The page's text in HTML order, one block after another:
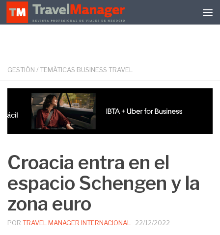
Debajo del contenido
GESTIÓN / TEMÁTICAS BUSINESS TRAVEL
Croacia entra en el
espacio Schengen y la
zona euro
POR TRAVEL MANAGER INTERNACIONAL · 22/12/2022